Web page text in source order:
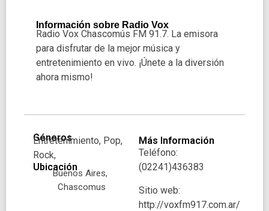
Información sobre Radio Vox
Radio Vox Chascomús FM 91.7. La emisora
para disfrutar de la mejor música y
entretenimiento en vivo. ¡Únete a la diversión
ahora mismo!
Géneros
Entretenimiento, Pop,
Rock,
Ubicación
Buenos Aires,
Chascomus
Más Información
Teléfono:
(02241)436383
Sitio web:
http://voxfm917.com.ar/